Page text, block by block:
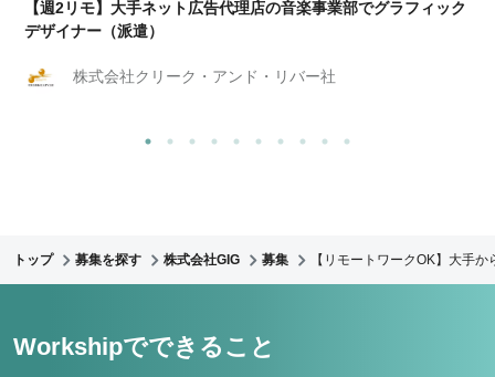
【週2リモ】大手ネット広告代理店の音楽事業部でグラフィック
デザイナー（派遣）
株式会社クリーク・アンド・リバー社
トップ 募集を探す 株式会社GIG 募集 【リモートワークOK】大手
Workshipでできること